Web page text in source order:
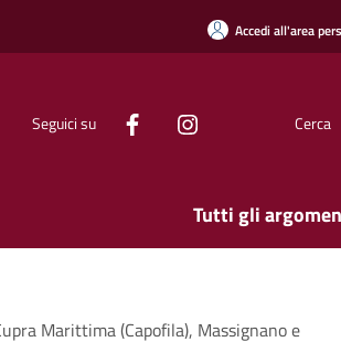
Accedi all'area
Seguici su Cerca
Tutti gli
Marittima (Capofila), Massignano e